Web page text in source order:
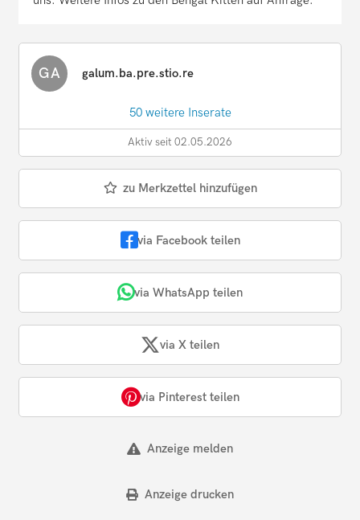
GA galum.ba.pre.stio.re
50 weitere Inserate
Aktiv seit 02.05.2026
zu Merkzettel hinzufügen
via Facebook teilen
via WhatsApp teilen
via X teilen
via Pinterest teilen
Anzeige melden
Anzeige drucken